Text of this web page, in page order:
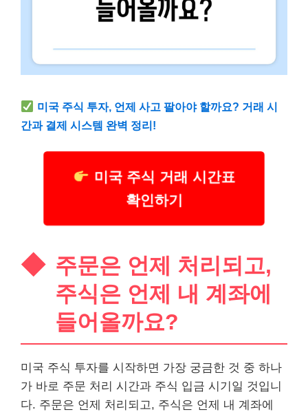
미국 주식 투자, 언제 사고 팔아야 할까요? 거래 시
간과 결제 시스템 완벽 정리!
미국 주식 거래 시간표
확인하기
주문은 언제 처리되고,
주식은 언제 내 계좌에
들어올까요?
미국 주식 투자를 시작하면 가장 궁금한 것 중 하나
가 바로 주문 처리 시간과 주식 입금 시기일 것입니
다. 주문은 언제 처리되고, 주식은 언제 내 계좌에